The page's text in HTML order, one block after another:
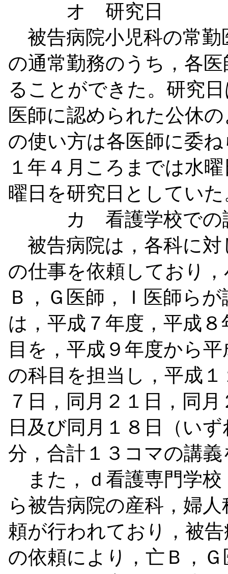
オ 研究日
被告病院小児科の常勤
の通常勤務のうち，各
ることができた。研究
医師に認められた公休
の使い方は各医師に委
１年４月ころまでは水
曜日を研究日としてい
カ 看護学校での
被告病院は，各科に対
の仕事を依頼しており
Ｂ，Ｇ医師，Ｉ医師ら
は，平成７年度，平成
目を，平成９年度から
の科目を担当し，平成
７日，同月２１日，同
日及び同月１８日（い
分，合計１３コマの講
また，ｄ看護専門学校
ら被告病院の産科，婦
頼が行われており，被
の依頼により，亡Ｂ，